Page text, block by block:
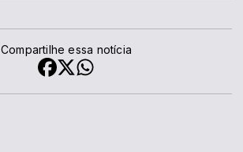
Compartilhe essa notícia